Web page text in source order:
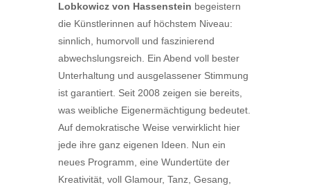
Lobkowicz von Hassenstein begeistern
die Künstlerinnen auf höchstem Niveau:
sinnlich, humorvoll und faszinierend
abwechslungsreich. Ein Abend voll bester
Unterhaltung und ausgelassener Stimmung
ist garantiert. Seit 2008 zeigen sie bereits,
was weibliche Eigenermächtigung bedeutet.
Auf demokratische Weise verwirklicht hier
jede ihre ganz eigenen Ideen. Nun ein
neues Programm, eine Wundertüte der
Kreativität, voll Glamour, Tanz, Gesang,